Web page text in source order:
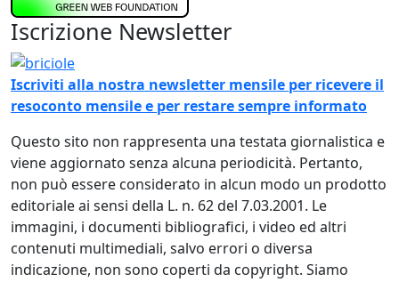
Iscrizione Newsletter
Immagine
Iscriviti alla nostra newsletter mensile per ricevere il
resoconto mensile e per restare sempre informato
Questo sito non rappresenta una testata giornalistica e
viene aggiornato senza alcuna periodicità. Pertanto,
non può essere considerato in alcun modo un prodotto
editoriale ai sensi della L. n. 62 del 7.03.2001. Le
immagini, i documenti bibliografici, i video ed altri
contenuti multimediali, salvo errori o diversa
indicazione, non sono coperti da copyright. Siamo